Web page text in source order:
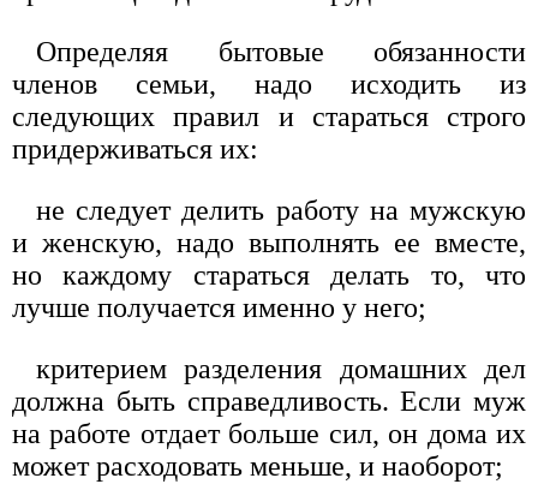
Определяя бытовые обязанности
членов семьи, надо исходить из
следующих правил и стараться строго
придерживаться их:
не следует делить работу на мужскую
и женскую, надо выполнять ее вместе,
но каждому стараться делать то, что
лучше получается именно у него;
критерием разделения домашних дел
должна быть справедливость. Если муж
на работе отдает больше сил, он дома их
может расходовать меньше, и наоборот;